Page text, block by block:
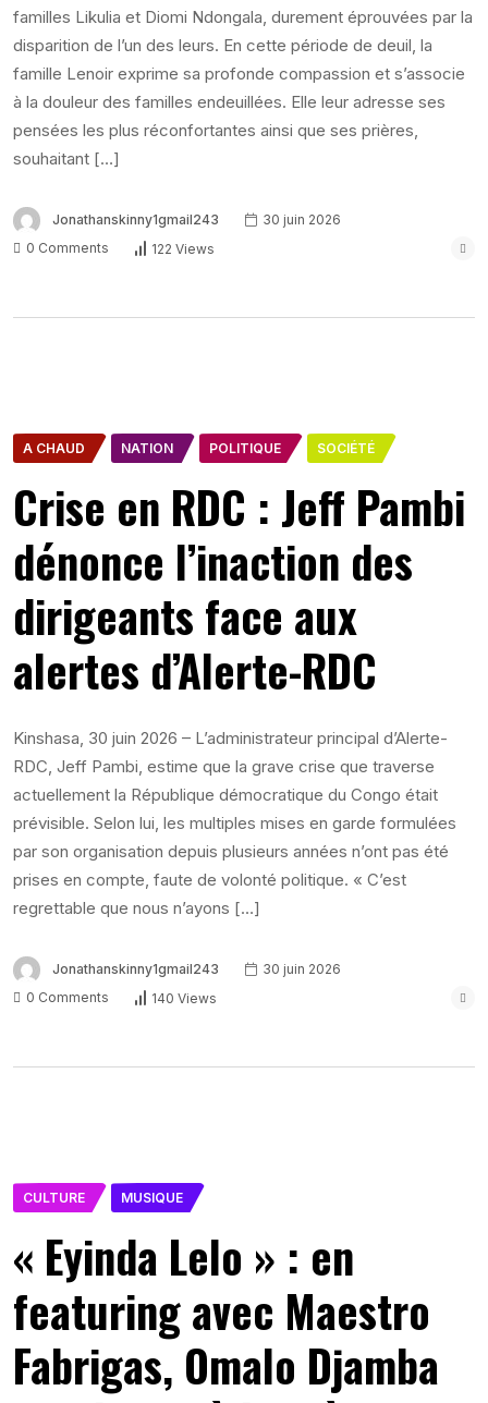
familles Likulia et Diomi Ndongala, durement éprouvées par la
disparition de l’un des leurs. En cette période de deuil, la
famille Lenoir exprime sa profonde compassion et s’associe
à la douleur des familles endeuillées. Elle leur adresse ses
pensées les plus réconfortantes ainsi que ses prières,
souhaitant […]
Jonathanskinny1gmail243
30 juin 2026
0 Comments
122 Views
A CHAUD NATION POLITIQUE SOCIÉTÉ
Crise en RDC : Jeff Pambi
dénonce l’inaction des
dirigeants face aux
alertes d’Alerte-RDC
Kinshasa, 30 juin 2026 – L’administrateur principal d’Alerte-
RDC, Jeff Pambi, estime que la grave crise que traverse
actuellement la République démocratique du Congo était
prévisible. Selon lui, les multiples mises en garde formulées
par son organisation depuis plusieurs années n’ont pas été
prises en compte, faute de volonté politique. « C’est
regrettable que nous n’ayons […]
Jonathanskinny1gmail243
30 juin 2026
0 Comments
140 Views
CULTURE MUSIQUE
« Eyinda Lelo » : en
featuring avec Maestro
Fabrigas, Omalo Djamba